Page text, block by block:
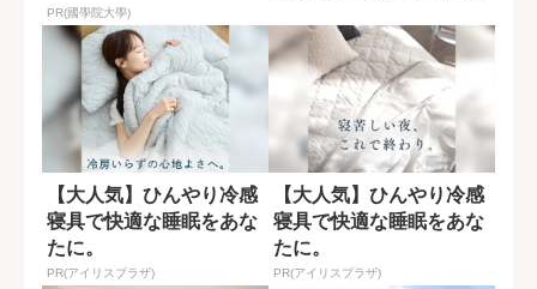
PR(國學院大學)
【大人気】ひんやり冷感
寝具で快適な睡眠をあな
たに。
PR(アイリスプラザ)
【大人気】ひんやり冷感
寝具で快適な睡眠をあな
たに。
PR(アイリスプラザ)